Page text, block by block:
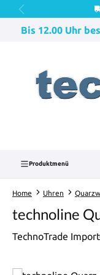
Zum Hauptinhalt
Bis 12.00 Uhr
Produktmenü
Home Uhren
technoline
TechnoTrade